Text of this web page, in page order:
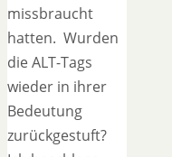
missbraucht
hatten. Wurden
die ALT-Tags
wieder in ihrer
Bedeutung
zurückgestuft?